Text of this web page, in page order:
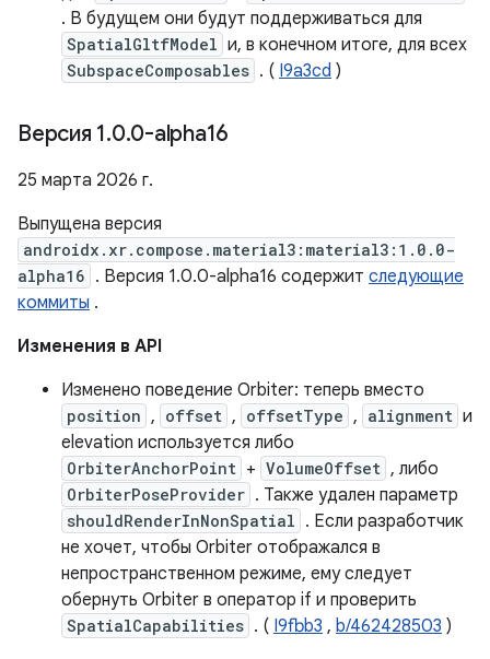
. В будущем они будут поддерживаться для
SpatialGltfModel и, в конечном итоге, для всех
SubspaceComposables . ( I9a3cd )
Версия 1.0.0-alpha16
25 марта 2026 г.
Выпущена версия
androidx.xr.compose.material3:material3:1.0.0-
alpha16 . Версия 1.0.0-alpha16 содержит следующие
коммиты .
Изменения в API
Изменено поведение Orbiter: теперь вместо
position , offset , offsetType , alignment и
elevation используется либо
OrbiterAnchorPoint + VolumeOffset , либо
OrbiterPoseProvider . Также удален параметр
shouldRenderInNonSpatial . Если разработчик
не хочет, чтобы Orbiter отображался в
непространственном режиме, ему следует
обернуть Orbiter в оператор if и проверить
SpatialCapabilities . ( I9fbb3 , b/462428503 )